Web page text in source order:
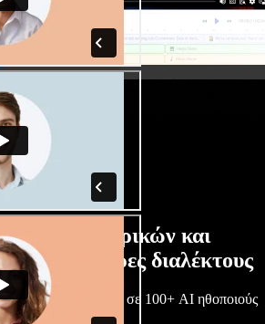
συλλογή ανδρικών και
με άπειρες διαλέκτους
Διάλεξε ανάμεσα σε 100+ AI ηθοποιούς
κάν’ τους όπως θες.